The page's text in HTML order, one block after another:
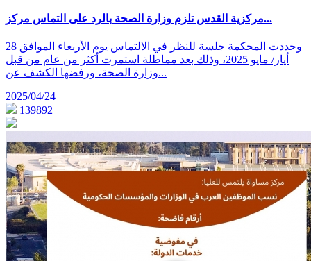
مركزية القدس تلزم وزارة الصحة بالرد على التماس مركز...
وحددت المحكمة جلسة للنظر في الالتماس يوم الأربعاء الموافق 28
أيار/ مايو 2025، وذلك بعد مماطلة استمرت أكثر من عام من قبل
وزارة الصحة، ورفضها الكشف عن...
2025/04/24
139892